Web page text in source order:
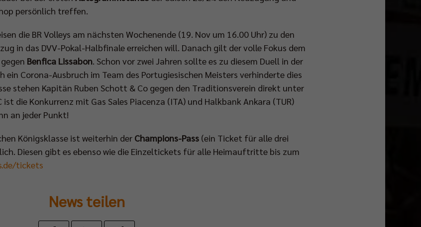
persönlich treffen.
die BR Volleys am nächsten Wochenende (19. Nov um 16.00 Uhr) zu den
in das DVV-Pokal-Halbfinale erreichen will. Danach gilt der volle Fokus dem
gegen Benfica Lissabon. Schon vor zwei Jahren sollte es zu diesem Duell in der
ein Corona-Ausbruch im Team des Portugiesischen Meisters verhinderte dies
stehen Kapitän Ruben Schott & Co gegen den Traditionsverein direkt unter
die Konkurrenz mit Gas Sales Piacenza (ITA) und Halkbank Ankara (TUR)
an jeder Punkt!
Königsklasse ist weiterhin der Champions-Pass (ein Ticket für alle drei
Diesen gibt es ebenso wie die Einzeltickets für alle Heimauftritte bis zum
tickets
News teilen